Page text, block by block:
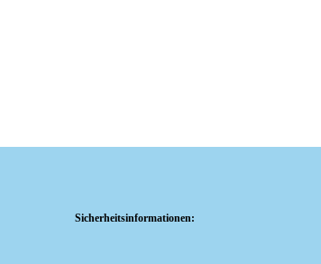
Sicherheitsinformationen: